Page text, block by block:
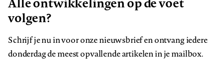
volgen?
Schrijf je nu in voor onze nieuwsbrief en ontvang iedere
donderdag de meest opvallende artikelen in je mailbox.